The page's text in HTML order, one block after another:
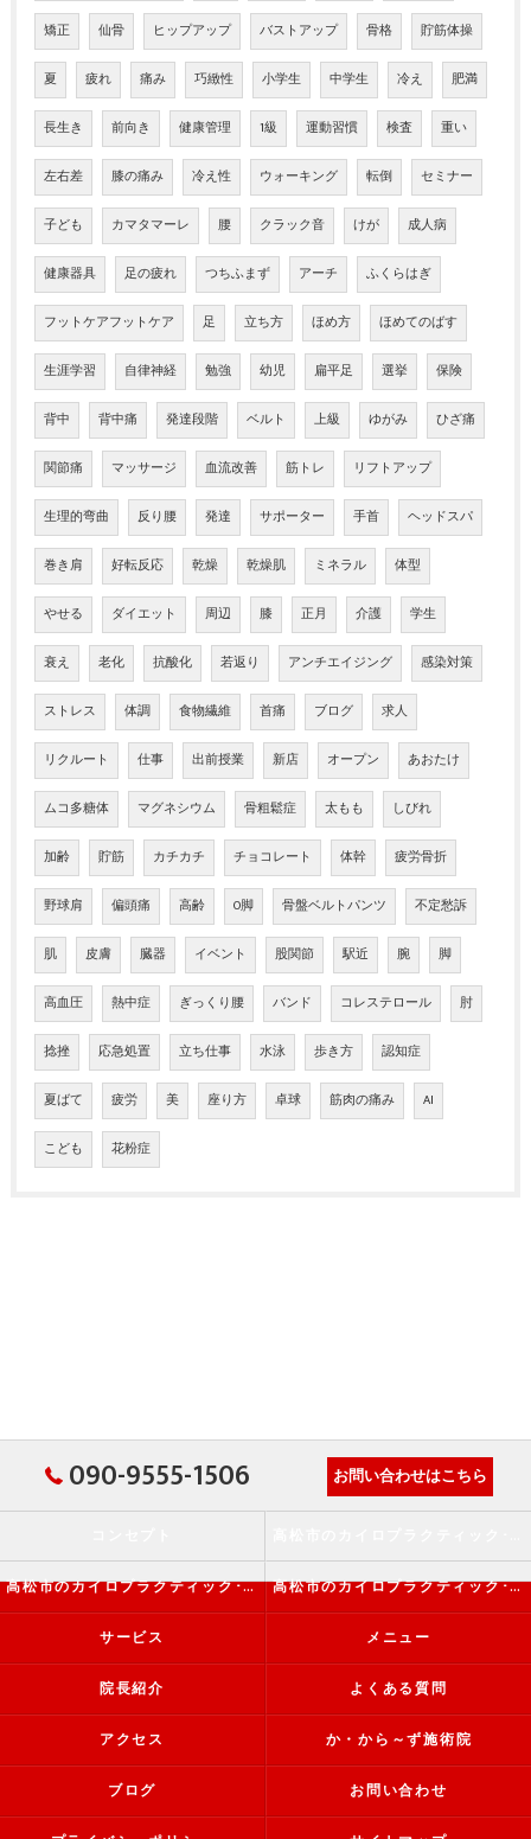
矯正 仙骨 ヒップアップ バストアップ 骨格 貯筋体操
夏 疲れ 痛み 巧緻性 小学生 中学生 冷え 肥満
長生き 前向き 健康管理 1級 運動習慣 検査 重い
左右差 膝の痛み 冷え性 ウォーキング 転倒 セミナー
子ども カマタマーレ 腰 クラック音 けが 成人病
健康器具 足の疲れ つちふまず アーチ ふくらはぎ
フットケアフットケア 足 立ち方 ほめ方 ほめてのばす
生涯学習 自律神経 勉強 幼児 扁平足 選挙 保険
背中 背中痛 発達段階 ベルト 上級 ゆがみ ひざ痛
関節痛 マッサージ 血流改善 筋トレ リフトアップ
生理的弯曲 反り腰 発達 サポーター 手首 ヘッドスパ
巻き肩 好転反応 乾燥 乾燥肌 ミネラル 体型
やせる ダイエット 周辺 膝 正月 介護 学生
衰え 老化 抗酸化 若返り アンチエイジング 感染対策
ストレス 体調 食物繊維 首痛 ブログ 求人
リクルート 仕事 出前授業 新店 オープン あおたけ
ムコ多糖体 マグネシウム 骨粗鬆症 太もも しびれ
加齢 貯筋 カチカチ チョコレート 体幹 疲労骨折
野球肩 偏頭痛 高齢 O脚 骨盤ベルトパンツ 不定愁訴
肌 皮膚 臓器 イベント 股関節 駅近 腕 脚
高血圧 熱中症 ぎっくり腰 バンド コレステロール 肘
捻挫 応急処置 立ち仕事 水泳 歩き方 認知症
夏ばて 疲労 美 座り方 卓球 筋肉の痛み AI
こども 花粉症
090-9555-1506 お問い合わせはこちら
高松市のカイロプラクティック･か・から～ず施術院の評判 高松市のカイロプラクティック･か・から～ず施術院のお客様の声
サービス メニュー
院長紹介 よくある質問
アクセス か・から～ず施術院
ブログ お問い合わせ